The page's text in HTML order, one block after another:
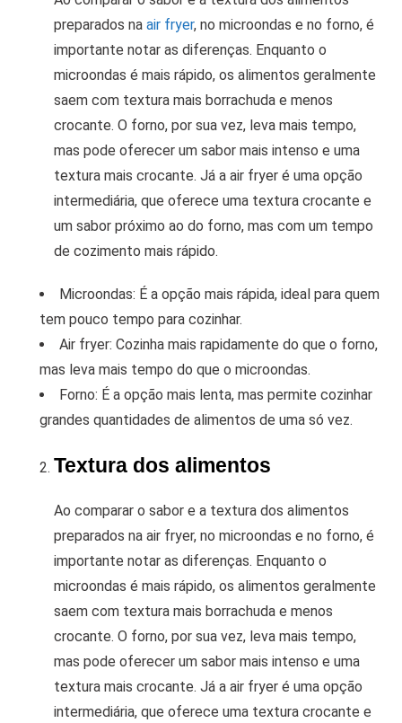
preparados na air fryer, no microondas e no forno, é
importante notar as diferenças. Enquanto o
microondas é mais rápido, os alimentos geralmente
saem com textura mais borrachuda e menos
crocante. O forno, por sua vez, leva mais tempo,
mas pode oferecer um sabor mais intenso e uma
textura mais crocante. Já a air fryer é uma opção
intermediária, que oferece uma textura crocante e
um sabor próximo ao do forno, mas com um tempo
de cozimento mais rápido.
Microondas: É a opção mais rápida, ideal para quem
tem pouco tempo para cozinhar.
Air fryer: Cozinha mais rapidamente do que o forno,
mas leva mais tempo do que o microondas.
Forno: É a opção mais lenta, mas permite cozinhar
grandes quantidades de alimentos de uma só vez.
Textura dos alimentos
Ao comparar o sabor e a textura dos alimentos
preparados na air fryer, no microondas e no forno, é
importante notar as diferenças. Enquanto o
microondas é mais rápido, os alimentos geralmente
saem com textura mais borrachuda e menos
crocante. O forno, por sua vez, leva mais tempo,
mas pode oferecer um sabor mais intenso e uma
textura mais crocante. Já a air fryer é uma opção
intermediária, que oferece uma textura crocante e